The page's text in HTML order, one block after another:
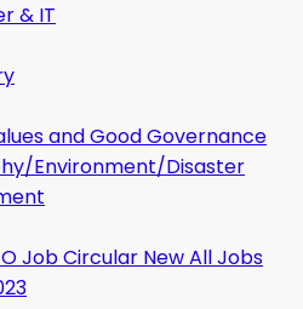
& IT
​​and Good Governance
Environment/Disaster
Job Circular New All Jobs